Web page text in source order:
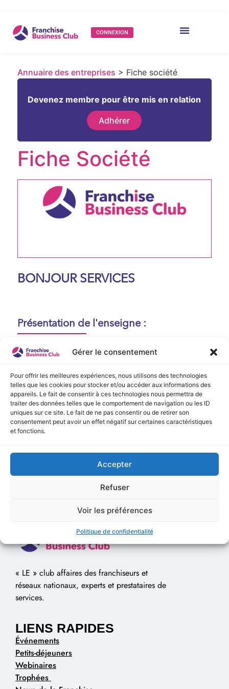
Gérer le consentement
Pour offrir les meilleures expériences, nous utilisons des technologies
telles que les cookies pour stocker et/ou accéder aux informations des
appareils. Le fait de consentir à ces technologies nous permettra de
traiter des données telles que le comportement de navigation ou les ID
uniques sur ce site. Le fait de ne pas consentir ou de retirer son
consentement peut avoir un effet négatif sur certaines caractéristiques
et fonctions.
Accepter
Refuser
Voir les préférences
Politique de confidentialité
CONNEXION
Annuaire des entreprises > Fiche société
Devenez membre pour être mis en relation
Adhérer
Fiche Société
BONJOUR SERVICES
Présentation de l'enseigne :
Aucune présentation n'est disponible
actuellement !
Vidéo de Présentation
Aucune vidéo disponible.
« LE » club affaires des franchiseurs et
réseaux nationaux, experts et prestataires de
services.
LIENS RAPIDES
Événements
Petits-déjeuners
Webinaires
Trophées